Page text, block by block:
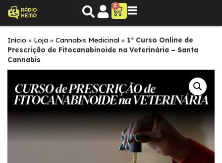
0
Início » Loja » Cannabis Medicinal » 1º Curso Online de
Prescrição de Fitocanabinoide na Veterinária – Santa
Cannabis